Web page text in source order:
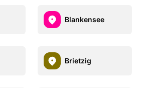
Blankensee
Brietzig